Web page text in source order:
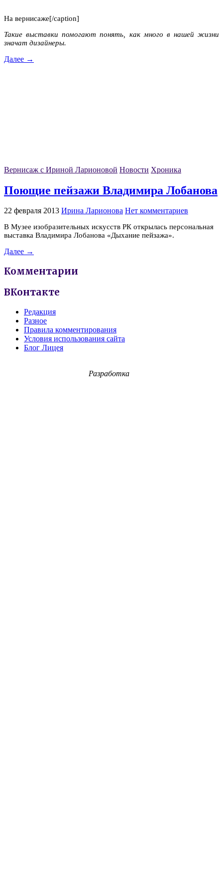
На вернисаже[/caption]
Такие выставки помогают понять, как много в нашей жизни
значат дизайнеры.
Далее →
Вернисаж с Ириной Ларионовой Новости Хроника
Поющие пейзажи Владимира Лобанова
22 февраля 2013 Ирина Ларионова Нет комментариев
В Музее изобразительных искусств РК открылась персональная
выставка Владимира Лобанова «Дыхание пейзажа».
Далее →
Комментарии
ВКонтакте
Редакция
Разное
Правила комментирования
Условия использования сайта
Блог Лицея
Разработка